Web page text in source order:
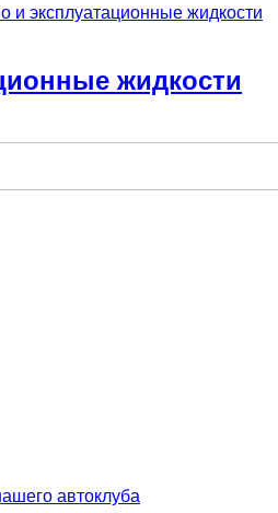
и эксплуатационные жидкости
жидкости
автоклуба